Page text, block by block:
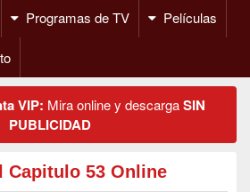
Programas de TV Películas
VIP: Mira online y descargaSIN
PUBLICIDAD
Capitulo 53 Online